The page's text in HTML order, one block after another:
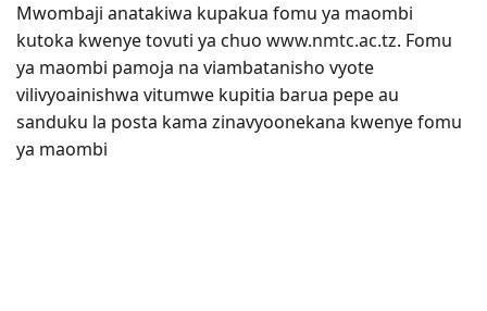
Mwombaji anatakiwa kupakua fomu ya maombi
kutoka kwenye tovuti ya chuo www.nmtc.ac.tz. Fomu
ya maombi pamoja na viambatanisho vyote
vilivyoainishwa vitumwe kupitia barua pepe au
sanduku la posta kama zinavyoonekana kwenye fomu
ya maombi